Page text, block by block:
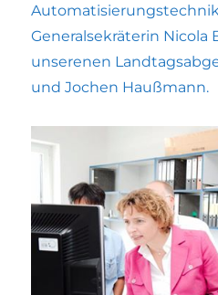
Generalsekräterin Nicola
unserenen
und Jochen Haußmann.